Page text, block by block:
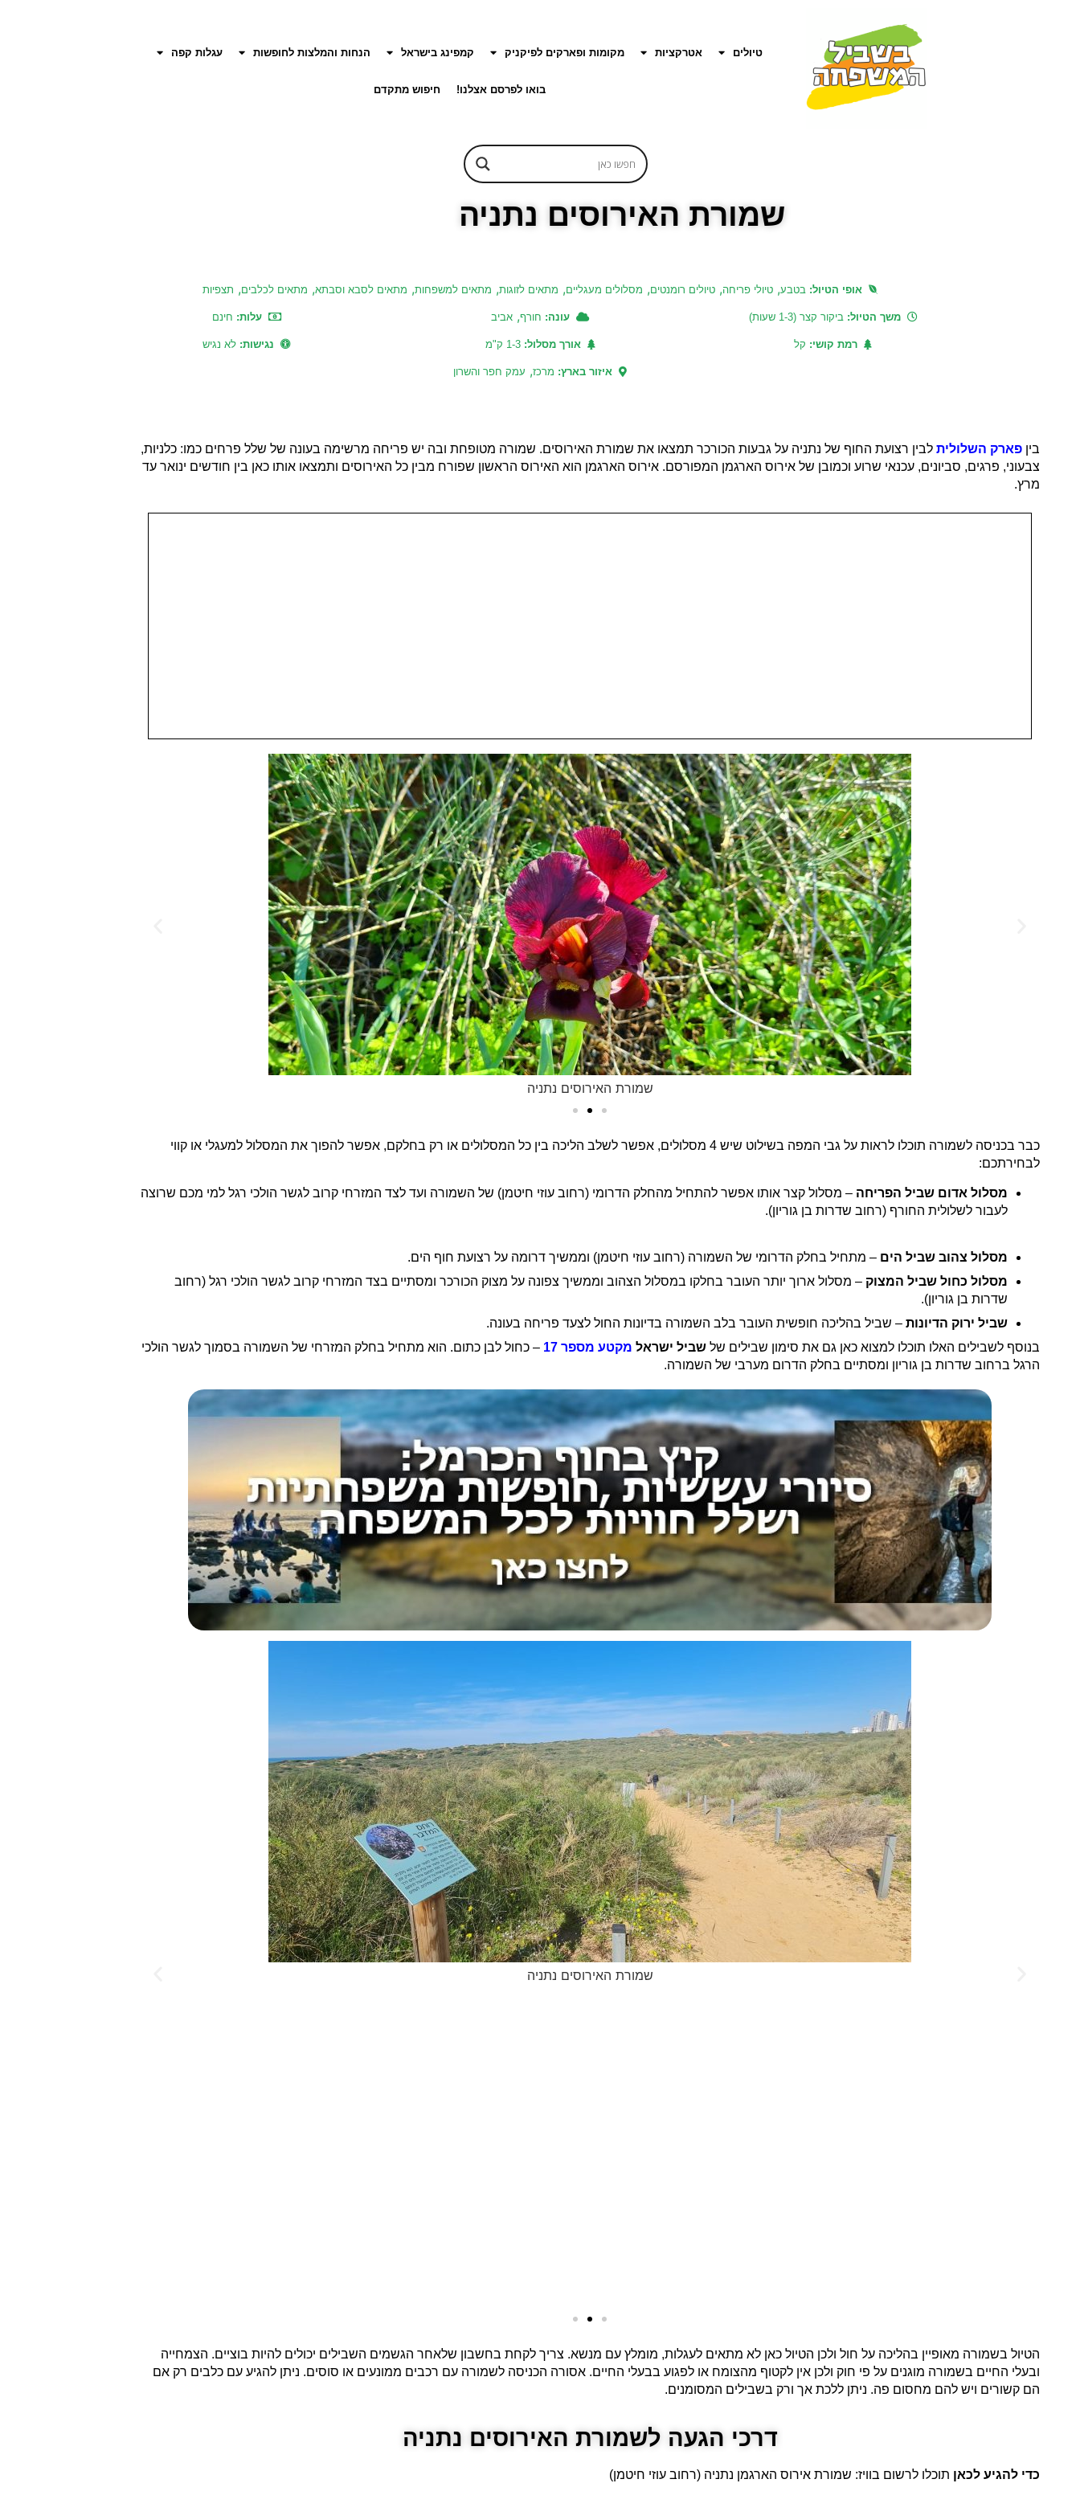
טיולים אטרקציות מקומות ופארקים לפיקניק קמפינג בישראל הנחות והמלצות לחופשות עגלות קפה
בואו לפרסם אצלנו! חיפוש מתקדם
שמורת האירוסים נתניה
אופי הטיול: בטבע, טיולי פריחה, טיולים רומנטים, מסלולים מעגליים, מתאים לזוגות, מתאים למשפחות, מתאים לסבא וסבתא, מתאים לכלבים, תצפיות
משך הטיול:ביקור קצר (1-3 שעות) עונה: חורף, אביב עלות: חינם
רמת קושי: קל אורך מסלול:1-3 ק"מ נגישות: לא נגיש
איזור בארץ: מרכז, עמק חפר והשרון
בין פארק השלולית לבין רצועת החוף של נתניה על גבעות הכורכר תמצאו את שמורת האירוסים. שמורה מטופחת ובה יש פריחה מרשימה בעונה של שלל פרחים כמו: כלניות,
צבעוני, פרגים, סביונים, עכנאי שרוע וכמובן של אירוס הארגמן המפורסם. אירוס הארגמן הוא האירוס הראשון שפורח מבין כל האירוסים ותמצאו אותו כאן בין חודשים ינואר עד
מרץ.
שמורת האירוסים נתניה
כבר בכניסה לשמורה תוכלו לראות על גבי המפה בשילוט שיש 4 מסלולים, אפשר לשלב הליכה בין כל המסלולים או רק בחלקם, אפשר להפוך את המסלול למעגלי או קווי
לבחירתכם:
מסלול אדום שביל הפריחה – מסלול קצר אותו אפשר להתחיל מהחלק הדרומי (רחוב עוזי חיטמן) של השמורה ועד לצד המזרחי קרוב לגשר הולכי רגל למי מכם שרוצה
לעבור לשלולית החורף (רחוב שדרות בן גוריון).
מסלול צהוב שביל הים – מתחיל בחלק הדרומי של השמורה (רחוב עוזי חיטמן) וממשיך דרומה על רצועת חוף הים.
מסלול כחול שביל המצוק – מסלול ארוך יותר העובר בחלקו במסלול הצהוב וממשיך צפונה על מצוק הכורכר ומסתיים בצד המזרחי קרוב לגשר הולכי רגל (רחוב
שדרות בן גוריון).
שביל ירוק הדיונות – שביל בהליכה חופשית העובר בלב השמורה בדיונות החול לצעד פריחה בעונה.
בנוסף לשבילים האלו תוכלו למצוא כאן גם את סימון שבילים של שביל ישראל מקטע מספר 17
– כחול לבן כתום. הוא מתחיל בחלק המזרחי של השמורה בסמוך לגשר הולכי
הרגל ברחוב שדרות בן גוריון ומסתיים בחלק הדרום מערבי של השמורה.
שמורת האירוסים נתניה
הטיול בשמורה מאופיין בהליכה על חול ולכן הטיול כאן לא מתאים לעגלות, מומלץ עם מנשא. צריך לקחת בחשבון שלאחר הגשמים השבילים יכולים להיות בוציים. הצמחייה
ובעלי החיים בשמורה מוגנים על פי חוק ולכן אין לקטוף מהצומח או לפגוע בבעלי החיים. אסורה הכניסה לשמורה עם רכבים ממונעים או סוסים. ניתן להגיע עם כלבים רק אם
הם קשורים ויש להם מחסום פה. ניתן ללכת אך ורק בשבילים המסומנים.
דרכי הגעה לשמורת האירוסים נתניה
כדי להגיע לכאן תוכלו לרשום בוויז: שמורת אירוס הארגמן נתניה (רחוב עוזי חיטמן)